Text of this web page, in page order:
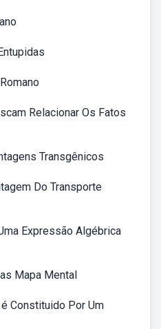
Relacionar Os Fatos
Transgênicos
Do Transporte
Expressão Algébrica
Mapa Mental
Constituido Por Um